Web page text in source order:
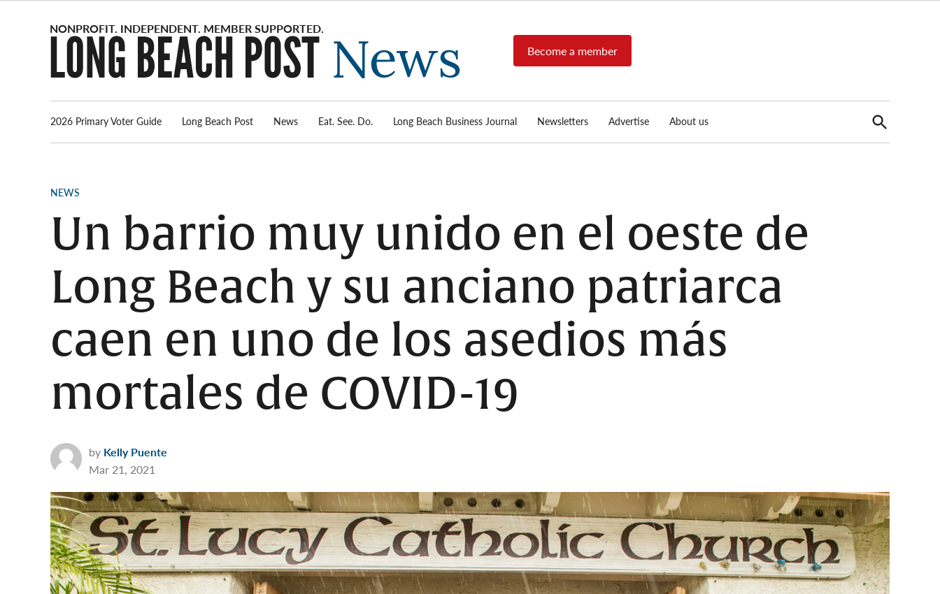
Post
News
source for
local news,
reports, arts
Become a member
2026 Primary Voter Guide Long Beach Post News Eat. See. Do. Long Beach Business Journal Newsletters Advertise About us
Open
Search
POSTED
NEWS
Un barrio muy unido en el oeste de
Long Beach y su anciano patriarca
caen en uno de los asedios más
mortales de COVID-19
by Kelly Puente
Mar 21, 2021